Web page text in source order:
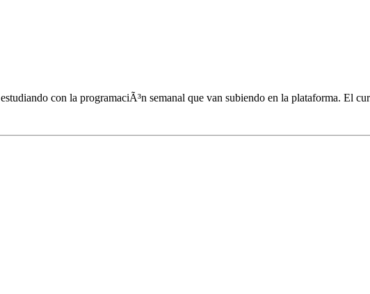
con la programaciÃ³n semanal que van subiendo en la plataforma. El